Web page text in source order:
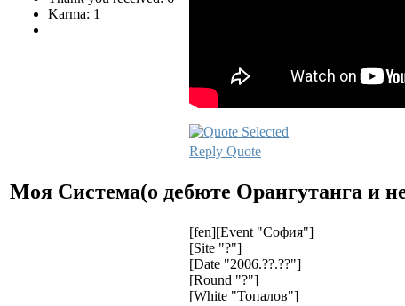
Karma: 1
Reply Quote
Моя Система(о дебюте Орангутанга и
[fen][Event "София"]
[Site "?"]
[Date "2006.??.??"]
[Round "?"]
[White "Топалов"]